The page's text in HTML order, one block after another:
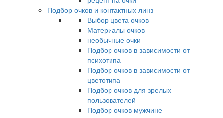
Подбор очков и контактных линз
Выбор цвета очков
Материалы очков
необычные очки
Подбор очков в зависимости от
психотипа
Подбор очков в зависимости от
цветотипа
Подбор очков для зрелых
пользователей
Подбор очков мужчине